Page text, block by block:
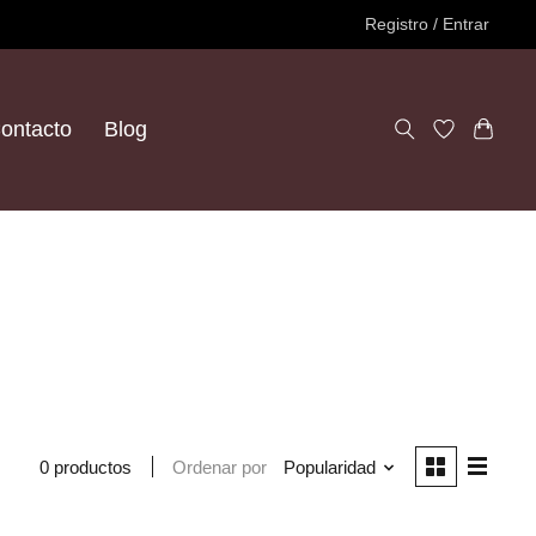
Registro / Entrar
Blog
0 productos Ordenar por Popularidad